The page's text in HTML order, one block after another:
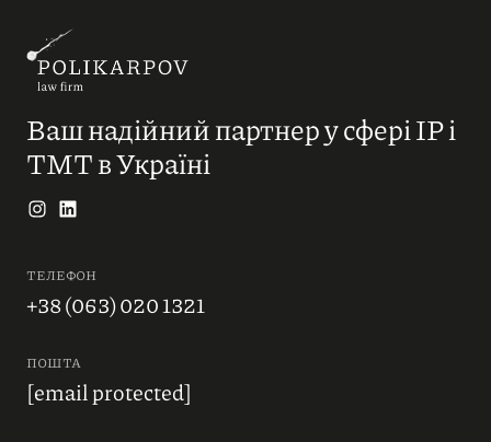
Ваш надійний партнер у сфері IP і
ТМТ в Україні
ТЕЛЕФОН
+38 (063) 020 1321
ПОШТА
[email protected]